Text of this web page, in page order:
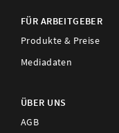
FÜR ARBEITGEBER
Produkte & Preise
Mediadaten
ÜBER UNS
AGB